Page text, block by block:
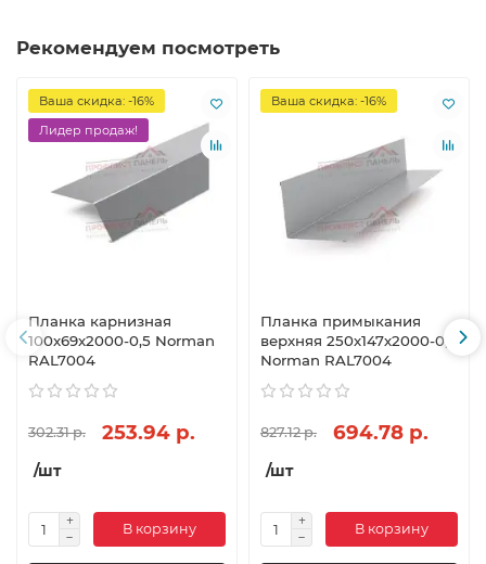
Рекомендуем посмотреть
Ваша скидка: -16%
Лидер продаж!
Планка карнизная
100х69х2000-0,5 Norman
RAL7004
302.31 р. 253.94 р.
/шт
В корзину
Ваша скидка: -16%
Планка примыкания
верхняя 250х147х2000-0,5
Norman RAL7004
827.12 р. 694.78 р.
/шт
В корзину